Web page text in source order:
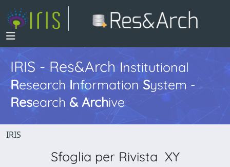
IRIS - Res&ArchInstitutional
Research InformationSystem -
Research & Archive
IRIS
Sfoglia per Rivista XY